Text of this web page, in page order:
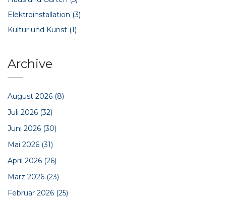
Elektroinstallation (3)
Kultur und Kunst (1)
Archive
August 2026 (8)
Juli 2026 (32)
Juni 2026 (30)
Mai 2026 (31)
April 2026 (26)
März 2026 (23)
Februar 2026 (25)